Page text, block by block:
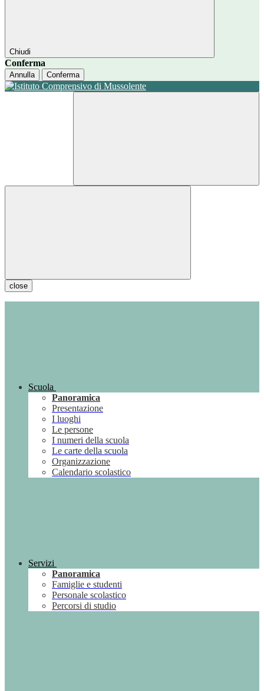
Chiudi
Conferma
Annulla Conferma
close
Scuola
Panoramica
Presentazione
I luoghi
Le persone
I numeri della scuola
Le carte della scuola
Organizzazione
Calendario scolastico
Servizi
Panoramica
Famiglie e studenti
Personale scolastico
Percorsi di studio